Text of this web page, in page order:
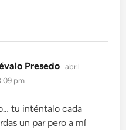
Presedo dice:
abril
pm
tu inténtalo cada
un par pero a mí